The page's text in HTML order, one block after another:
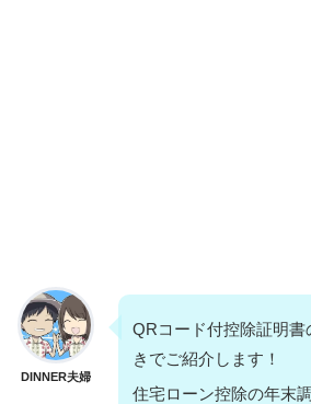
DINNER夫婦
QRコード付控除証明
きでご紹介します！
住宅ローン控除の年末